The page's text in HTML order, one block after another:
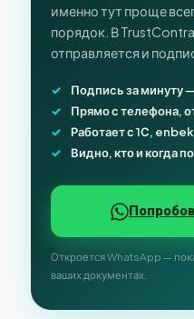
именно тут проще
порядок. В
отправляется и
Подпись за минуту
Прямо с телефона,
Работает с 1С,
Видно, кто и когда
Откроется WhatsApp —
ваших документах.